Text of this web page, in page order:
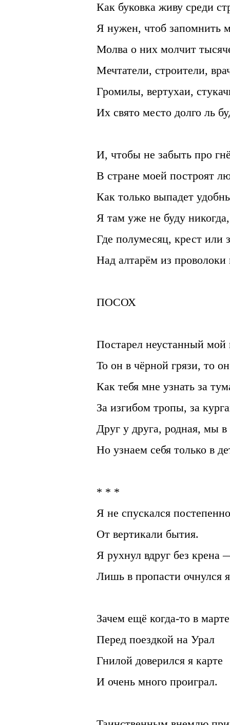
Как буковка живу среди
Я нужен, чтоб запомнить
Молва о них молчит
Мечтатели, строители,
Громилы, вертухаи,
Их свято место долго ль
И, чтобы не забыть про
В стране моей построят
Как только выпадет
Я там уже не буду никогда,
Где полумесяц, крест или
Над алтарём из
ПОСОХ
Постарел неустанный
То он в чёрной грязи, то
Как тебя мне узнать за
За изгибом тропы, за
Друг у друга, родная, мы в
Но узнаем себя только в
* * *
Я не спускался постепенно
От вертикали бытия.
Я рухнул вдруг без крена
Лишь в пропасти очнулся
Зачем ещё когда-то в марте
Перед поездкой на Урал
Гнилой доверился я карте
И очень много проиграл.